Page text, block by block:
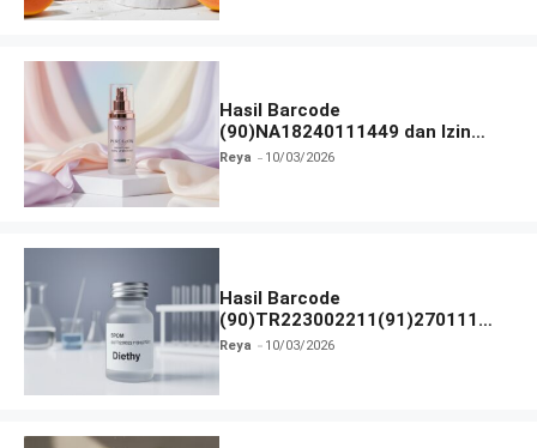
Hasil Barcode
(90)NA18240111449 dan Izin
BPOM
Reya 10/03/2026
Hasil Barcode
(90)TR223002211(91)270111
dan Izin BPOM
Reya 10/03/2026